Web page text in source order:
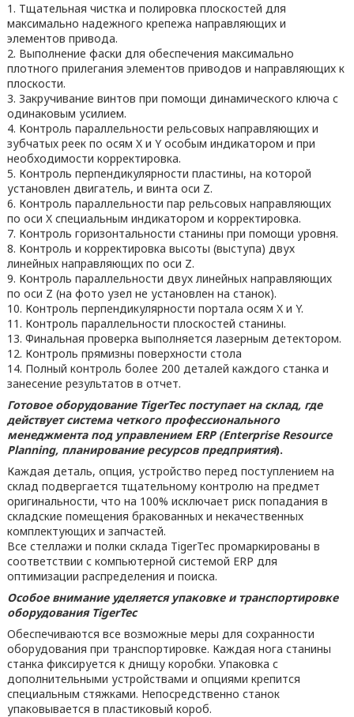
1. Тщательная чистка и полировка плоскостей для
максимально надежного крепежа направляющих и
элементов привода.
2. Выполнение фаски для обеспечения максимально
плотного прилегания элементов приводов и направляющих к
плоскости.
3. Закручивание винтов при помощи динамического ключа с
одинаковым усилием.
4. Контроль параллельности рельсовых направляющих и
зубчатых реек по осям X и Y особым индикатором и при
необходимости корректировка.
5. Контроль перпендикулярности пластины, на которой
установлен двигатель, и винта оси Z.
6. Контроль параллельности пар рельсовых направляющих
по оси X специальным индикатором и корректировка.
7. Контроль горизонтальности станины при помощи уровня.
8. Контроль и корректировка высоты (выступа) двух
линейных направляющих по оси Z.
9. Контроль параллельности двух линейных направляющих
по оси Z (на фото узел не установлен на станок).
10. Контроль перпендикулярности портала осям X и Y.
11. Контроль параллельности плоскостей станины.
13. Финальная проверка выполняется лазерным детектором.
12. Контроль прямизны поверхности стола
14. Полный контроль более 200 деталей каждого станка и
занесение результатов в отчет.
Готовое оборудование TigerTec поступает на склад, где
действует система четкого профессионального
менеджмента под управлением ERP (Enterprise Resource
Planning, планирование ресурсов предприятия).
Каждая деталь, опция, устройство перед поступлением на
склад подвергается тщательному контролю на предмет
оригинальности, что на 100% исключает риск попадания в
складские помещения бракованных и некачественных
комплектующих и запчастей.
Все стеллажи и полки склада TigerTec промаркированы в
соответствии с компьютерной системой ERP для
оптимизации распределения и поиска.
Особое внимание уделяется упаковке и транспортировке
оборудования TigerTec
Обеспечиваются все возможные меры для сохранности
оборудования при транспортировке. Каждая нога станины
станка фиксируется к днищу коробки. Упаковка с
дополнительными устройствами и опциями крепится
специальным стяжками. Непосредственно станок
упаковывается в пластиковый короб.